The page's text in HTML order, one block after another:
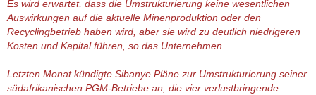
Es wird erwartet, dass die Umstrukturierung keine wesentlichen
Auswirkungen auf die aktuelle Minenproduktion oder den
Recyclingbetrieb haben wird, aber sie wird zu deutlich niedrigeren
Kosten und Kapital führen, so das Unternehmen.
Letzten Monat kündigte Sibanye Pläne zur Umstrukturierung seiner
südafrikanischen PGM-Betriebe an, die vier verlustbringende